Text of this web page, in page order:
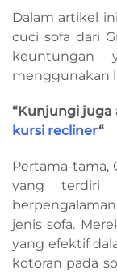
Dalam artikel
cuci sofa dari
keuntungan
menggunakan
“Kunjungi juga
kursi recliner“
Pertama-tama,
yang terdiri
jenis sofa.
yang efektif
kotoran pada